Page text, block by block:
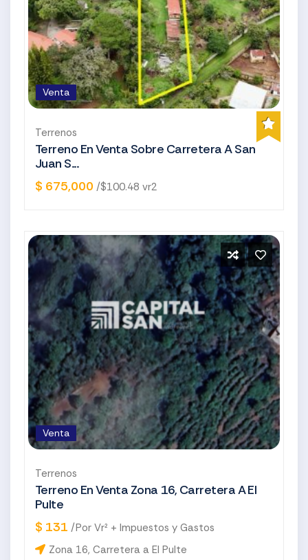
Venta
Terrenos
Terreno En Venta Sobre Carretera A San
Juan S...
$ 675,000 /$100.48 vr2
Venta
Terrenos
Terreno En Venta Zona 16, Carretera A El
Pulte
$ 131 /Por Vr² + Impuestos y Gastos
Zona 16, Carretera a El Pulte